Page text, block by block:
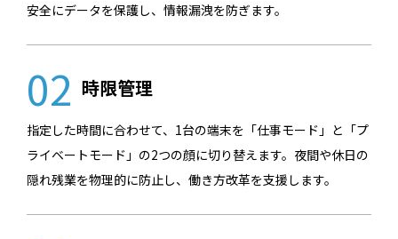
安全にデータを保護し、情報漏洩を防ぎます。
02 時限管理
指定した時間に合わせて、1台の端末を「仕事モード」と「プ
ライベートモード」の2つの顔に切り替えます。夜間や休日の
隠れ残業を物理的に防止し、働き方改革を支援します。